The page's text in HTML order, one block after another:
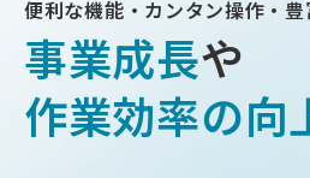
便利な機能・カンタン操作・豊
事業成長や
作業効率の向